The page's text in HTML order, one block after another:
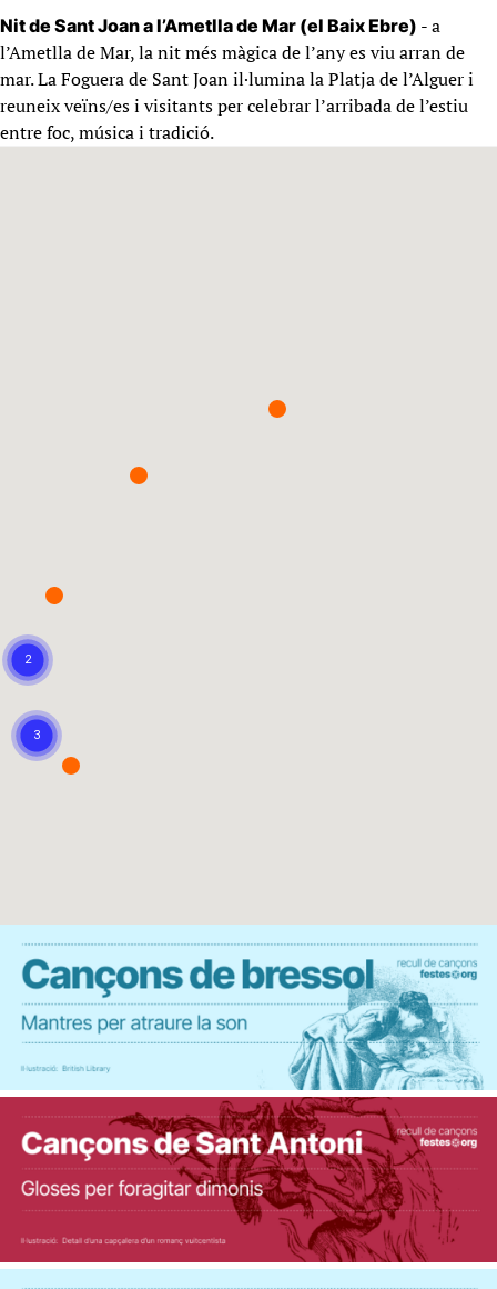
Nit de Sant Joan a l’Ametlla de Mar (el Baix Ebre) - a
l’Ametlla de Mar, la nit més màgica de l’any es viu arran de
mar. La Foguera de Sant Joan il·lumina la Platja de l’Alguer i
reuneix veïns/es i visitants per celebrar l’arribada de l’estiu
entre foc, música i tradició.